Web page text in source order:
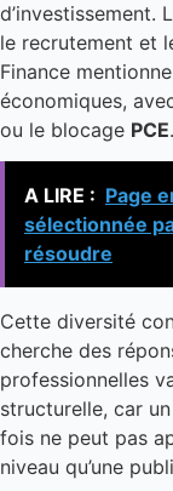
d’investissement.
le recrutement et
Finance
économiques,
ou le blocage PCE.
A LIRE : Page
sélectionnée
résoudre
Cette diversité
cherche des
professionnelles
structurelle, car
fois ne peut pas
niveau qu’une